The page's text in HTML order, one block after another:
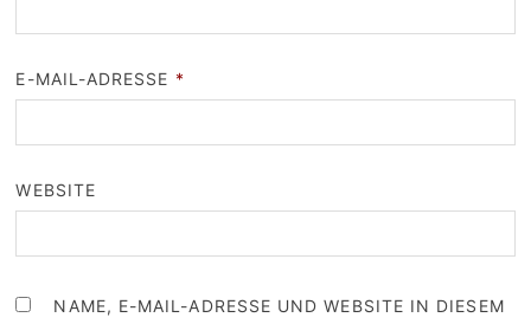
E-MAIL-ADRESSE *
WEBSITE
NAME, E-MAIL-ADRESSE UND WEBSITE IN DIESEM